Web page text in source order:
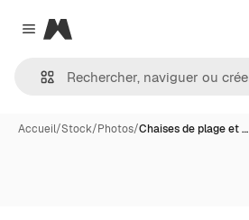
Close menu
Magnific
Accueil/Stock/Photos/Chaises de plage et …